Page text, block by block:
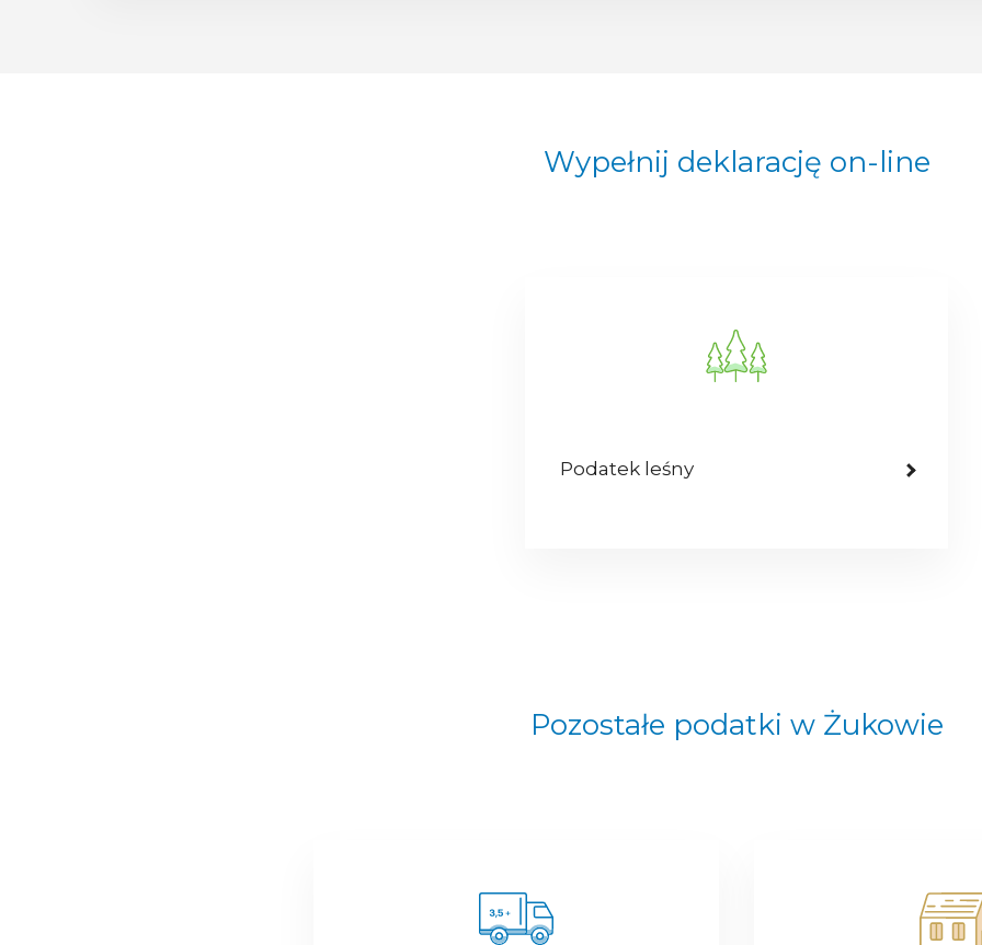
Wypełnij deklarację on-line
Podatek leśny
Pozostałe podatki w Żukowie